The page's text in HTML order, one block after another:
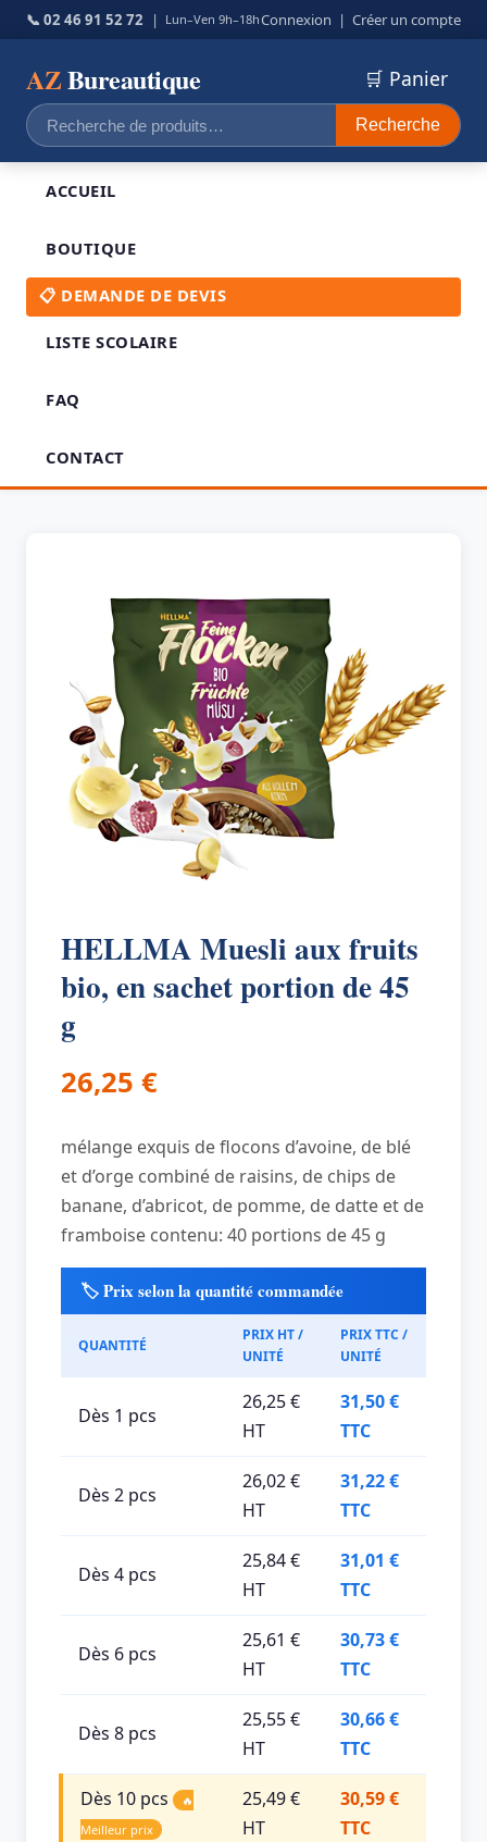
📞 02 46 91 52 72 | Lun–Ven 9h–18hConnexion | Créer un compte
AZBureautique
Recherche
pour :
Recherche
🛒 Panier
ACCUEIL
BOUTIQUE
📋 DEMANDE DE DEVIS
LISTE SCOLAIRE
FAQ
CONTACT
HELLMA Muesli aux fruits
bio, en sachet portion de 45
g
26,25 €
mélange exquis de flocons d’avoine, de blé
et d’orge combiné de raisins, de chips de
banane, d’abricot, de pomme, de datte et de
framboise contenu: 40 portions de 45 g
🏷️ Prix selon la quantité commandée
QUANTITÉ
PRIX HT /
UNITÉ
PRIX TTC /
UNITÉ
Dès 1 pcs
26,25 €
HT
31,50 €
TTC
Dès 2 pcs
26,02 €
HT
31,22 €
TTC
Dès 4 pcs
25,84 €
HT
31,01 €
TTC
Dès 6 pcs
25,61 €
HT
30,73 €
TTC
Dès 8 pcs
25,55 €
HT
30,66 €
TTC
Dès 10 pcs
🔥
Meilleur prix
25,49 €
HT
30,59 €
TTC